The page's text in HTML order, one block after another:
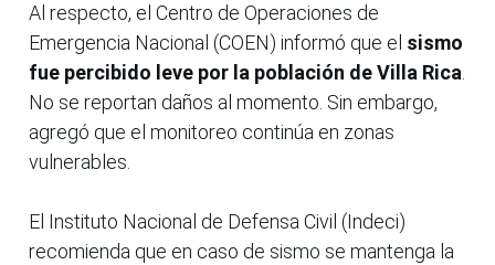
Al respecto, el Centro de Operaciones de
Emergencia Nacional (COEN) informó que el sismo
fue percibido leve por la población de Villa Rica.
No se reportan daños al momento. Sin embargo,
agregó que el monitoreo continúa en zonas
vulnerables.
El Instituto Nacional de Defensa Civil (Indeci)
recomienda que en caso de sismo se mantenga la